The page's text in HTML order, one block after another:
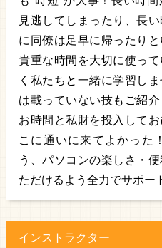
見逃してしまったり、長
に同僚は足早に帰ったり
貴重な時間を大切に使っ
く私たちと一緒に学習し
は載っていない技もご紹
お時間と私財を投入して
こに通いに来てよかった
う、パソコンの楽しさ・
ただけるよう全力でサポー
インストラクター